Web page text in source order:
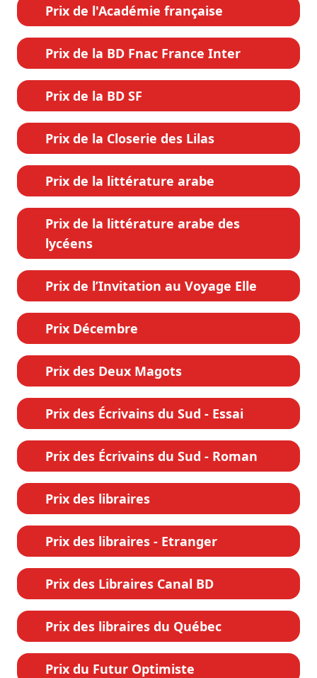
Prix de l'Académie française
Prix de la BD Fnac France Inter
Prix de la BD SF
Prix de la Closerie des Lilas
Prix de la littérature arabe
Prix de la littérature arabe des
lycéens
Prix de l’Invitation au Voyage Elle
Prix Décembre
Prix des Deux Magots
Prix des Écrivains du Sud - Essai
Prix des Écrivains du Sud - Roman
Prix des libraires
Prix des libraires - Etranger
Prix des Libraires Canal BD
Prix des libraires du Québec
Prix du Futur Optimiste